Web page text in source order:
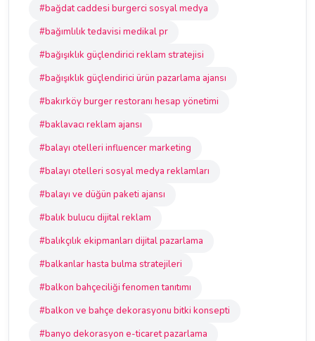
#bağdat caddesi burgerci sosyal medya
#bağımlılık tedavisi medikal pr
#bağışıklık güçlendirici reklam stratejisi
#bağışıklık güçlendirici ürün pazarlama ajansı
#bakırköy burger restoranı hesap yönetimi
#baklavacı reklam ajansı
#balayı otelleri influencer marketing
#balayı otelleri sosyal medya reklamları
#balayı ve düğün paketi ajansı
#balık bulucu dijital reklam
#balıkçılık ekipmanları dijital pazarlama
#balkanlar hasta bulma stratejileri
#balkon bahçeciliği fenomen tanıtımı
#balkon ve bahçe dekorasyonu bitki konsepti
#banyo dekorasyon e-ticaret pazarlama